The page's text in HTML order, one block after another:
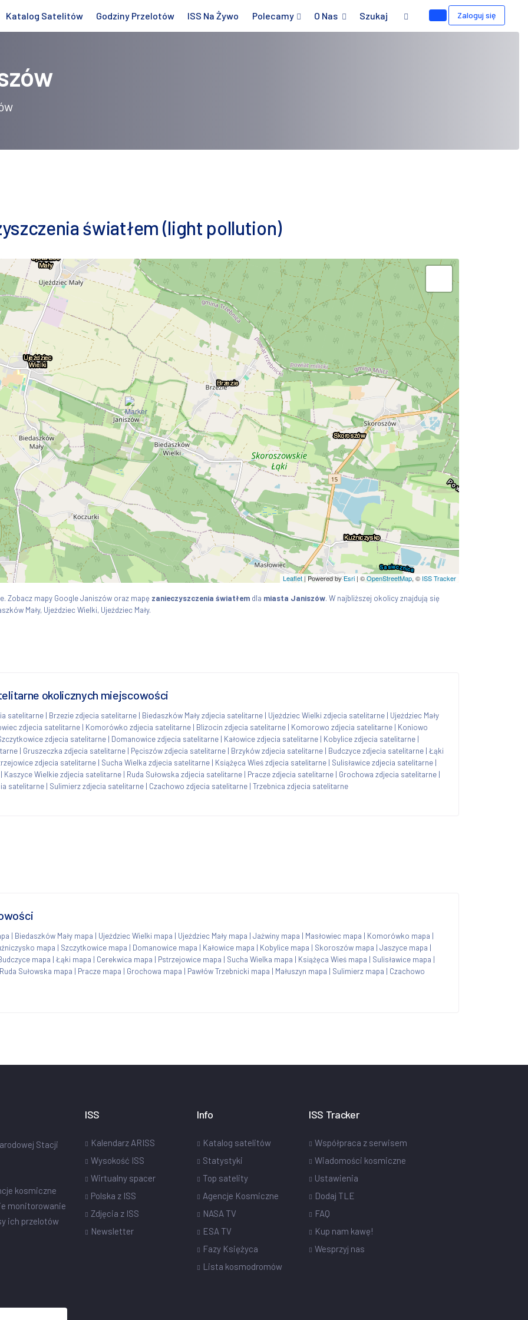
Katalog Satelitów Godziny Przelotów ISS Na Żywo Polecamy O Nas Szukaj Zaloguj się
światłem (light pollution)
Leaflet | Powered byEsri | ©OpenStreetMap, © ISS Tracker
Zobacz mapy Google Janiszów oraz mapę zanieczyszczenia światłem dla miasta Janiszów. W najbliższej okolicy znajdują się
Mały, Ujeździec Wielki, Ujeździec Mały.
okolicznych miejscowości
satelitarne | Brzezie zdjecia satelitarne | Biedaszków Mały zdjecia satelitarne | Ujeździec Wielki zdjecia satelitarne | Ujeździec Mały
zdjecia satelitarne | Komorówko zdjecia satelitarne | Blizocin zdjecia satelitarne | Komorowo zdjecia satelitarne | Koniowo
zdjecia satelitarne | Domanowice zdjecia satelitarne | Kałowice zdjecia satelitarne | Kobylice zdjecia satelitarne |
| Gruszeczka zdjecia satelitarne | Pęciszów zdjecia satelitarne | Brzyków zdjecia satelitarne | Budczyce zdjecia satelitarne | Łąki
zdjecia satelitarne | Sucha Wielka zdjecia satelitarne | Książęca Wieś zdjecia satelitarne | Sulisławice zdjecia satelitarne |
Kaszyce Wielkie zdjecia satelitarne | Ruda Sułowska zdjecia satelitarne | Pracze zdjecia satelitarne | Grochowa zdjecia satelitarne |
satelitarne | Sulimierz zdjecia satelitarne | Czachowo zdjecia satelitarne | Trzebnica zdjecia satelitarne
| Biedaszków Mały mapa | Ujeździec Wielki mapa | Ujeździec Mały mapa | Jaźwiny mapa | Masłowiec mapa | Komorówko mapa |
mapa | Szczytkowice mapa | Domanowice mapa | Kałowice mapa | Kobylice mapa | Skoroszów mapa | Jaszyce mapa |
mapa | Łąki mapa | Cerekwica mapa | Pstrzejowice mapa | Sucha Wielka mapa | Książęca Wieś mapa | Sulisławice mapa |
Ruda Sułowska mapa | Pracze mapa | Grochowa mapa | Pawłów Trzebnicki mapa | Małuszyn mapa | Sulimierz mapa | Czachowo
Stacji
kosmiczne
monitorowanie
ich przelotów
ISS
Kalendarz ARISS
Wysokość ISS
Wirtualny spacer
Polska z ISS
Zdjęcia z ISS
Newsletter
Info
Katalog satelitów
Statystyki
Top satelity
Agencje Kosmiczne
NASA TV
ESA TV
Fazy Księżyca
Lista kosmodromów
ISS Tracker
Współpraca z serwisem
Wiadomości kosmiczne
Ustawienia
Dodaj TLE
FAQ
Kup nam kawę!
Wesprzyj nas